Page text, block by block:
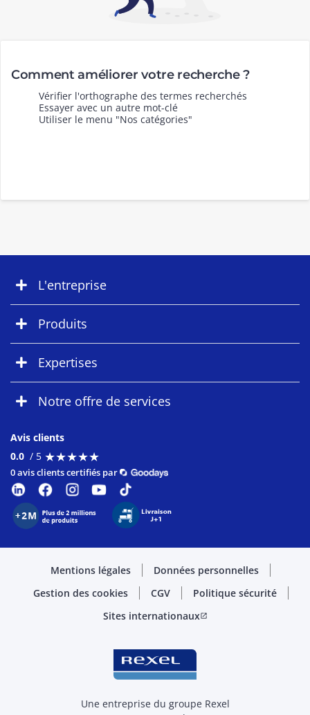
Comment améliorer votre recherche ?
Vérifier l'orthographe des termes recherchés
Essayer avec un autre mot-clé
Utiliser le menu "Nos catégories"
L'entreprise
Produits
Expertises
Notre offre de services
Avis clients
0.0 / 5 ★★★★★
★★★★★
0 avis clients certifiés par
Mentions légales
Données personnelles
Gestion des cookies
CGV
Politique sécurité
Sites internationauxopen_in_new
Une entreprise du groupe Rexel